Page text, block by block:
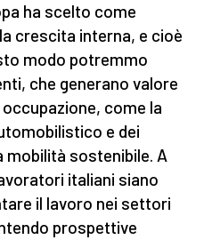
ha scelto come
crescita interna, e cioè
modo potremmo
che generano valore
come la
e dei
sostenibile. A
italiani siano
il lavoro nei settori
prospettive